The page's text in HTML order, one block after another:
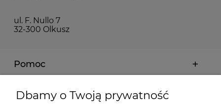
ul. F. Nullo 7
32-300 Olkusz
Pomoc
Moje konto
Dbamy o Twoją prywatność